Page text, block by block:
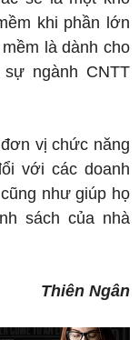
khi phần lớn
là dành cho
ngành CNTT
vị chức năng
với các doanh
như giúp họ
sách của nhà
Thiên Ngân